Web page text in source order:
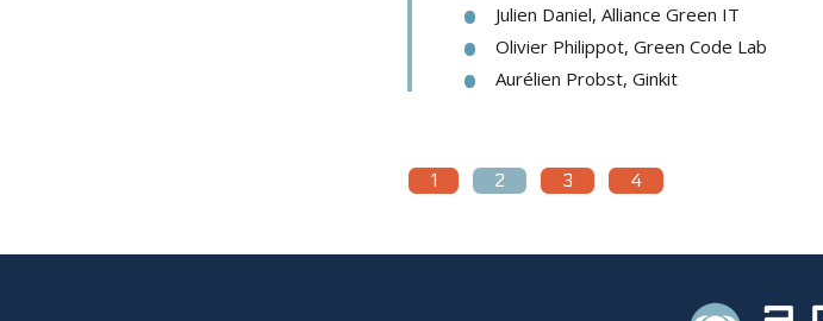
Julien Daniel, Alliance Green IT
Olivier Philippot, Green Code Lab
Aurélien Probst, Ginkit
1 2 3 4